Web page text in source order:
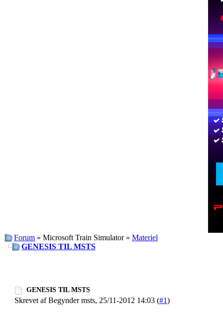
Forum » Microsoft Train Simulator » Materiel
GENESIS TIL MSTS
GENESIS TIL MSTS
Skrevet af Begynder msts, 25/11-2012 14:03 (#1)